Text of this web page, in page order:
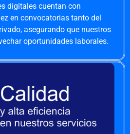
digitales cuentan con
en convocatorias tanto del
asegurando que nuestros
oportunidades laborales.